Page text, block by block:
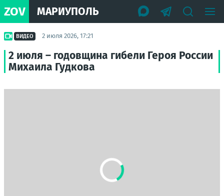
ZOV МАРИУПОЛЬ
ВИДЕО 2 июля 2026, 17:21
2 июля – годовщина гибели Героя России
Михаила Гудкова